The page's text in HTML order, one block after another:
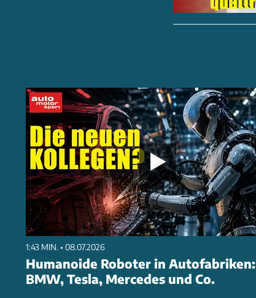
1:43 MIN. • 08.07.2026
Humanoide Roboter in Autofabriken:
BMW, Tesla, Mercedes und Co.